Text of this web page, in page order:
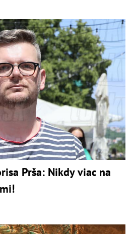
Prša: Nikdy viac na